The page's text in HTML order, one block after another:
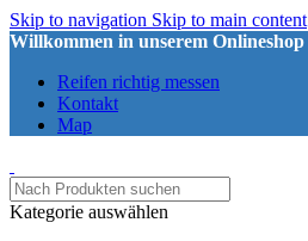
Skip to navigation Skip to main content
Willkommen in unserem Onlineshop
Reifen richtig messen
Kontakt
Map
Kategorie auswählen